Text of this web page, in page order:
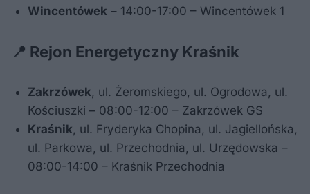
Wincentówek – 14:00-17:00 – Wincentówek 1
📍 Rejon Energetyczny Kraśnik
Zakrzówek , ul. Żeromskiego, ul. Ogrodowa, ul.
Kościuszki – 08:00-12:00 – Zakrzówek GS
Kraśnik , ul. Fryderyka Chopina, ul. Jagiellońska,
ul. Parkowa, ul. Przechodnia, ul. Urzędowska –
08:00-14:00 – Kraśnik Przechodnia